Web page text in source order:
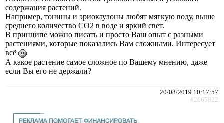
содержания растений.
Например, тонины и эриокаулоны любят мягкую воду, выше
среднего количество СО2 в воде и яркий свет.
В принципе можно писать и просто Ваш опыт с разными
растениями, которые показались Вам сложными. Интересует
всё
А какое растение самое сложное по Вашему мнению, даже
если Вы его не держали?
20/08/2019 10:17:57
#2665822